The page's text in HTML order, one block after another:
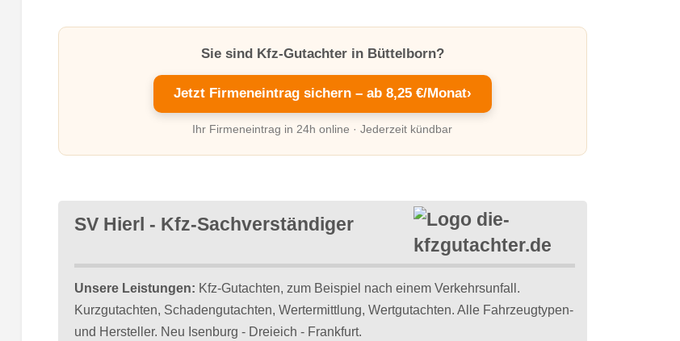
Sie sind Kfz-Gutachter in Büttelborn?
Jetzt Firmeneintrag sichern – ab 8,25 €/Monat›
Ihr Firmeneintrag in 24h online · Jederzeit kündbar
SV Hierl - Kfz-Sachverständiger
Unsere Leistungen: Kfz-Gutachten, zum Beispiel nach einem Verkehrsunfall.
Kurzgutachten, Schadengutachten, Wertermittlung, Wertgutachten. Alle Fahrzeugtypen-
und Hersteller. Neu Isenburg - Dreieich - Frankfurt.